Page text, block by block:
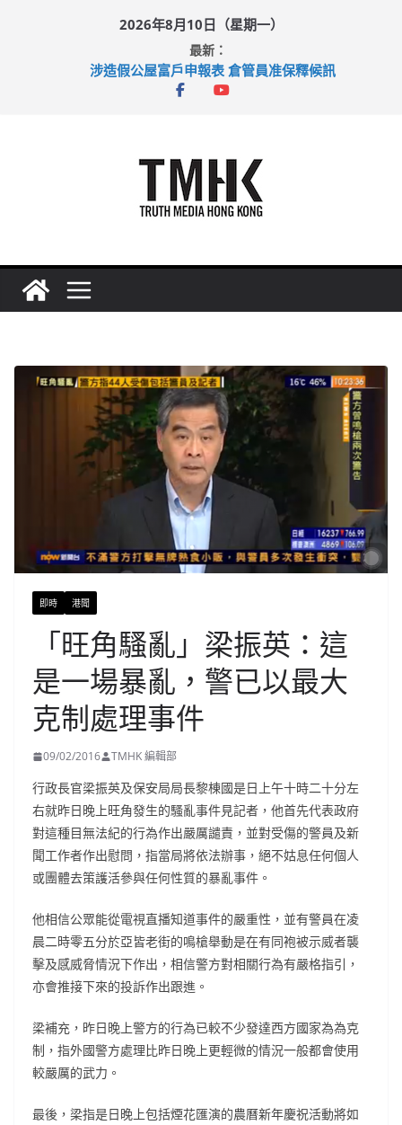
2026年8月10日（星期一）
最新：
涉造假公屋富戶申報表 倉管員准保釋候訊
即時 港聞
「旺角騷亂」梁振英：這
是一場暴亂，警已以最大
克制處理事件
09/02/2016 TMHK 編輯部
行政長官梁振英及保安局局長黎棟國是日上午十時二十分左
右就昨日晚上旺角發生的騷亂事件見記者，他首先代表政府
對這種目無法紀的行為作出嚴厲譴責，並對受傷的警員及新
聞工作者作出慰問，指當局將依法辦事，絕不姑息任何個人
或團體去策護活參與任何性質的暴亂事件。
他相信公眾能從電視直播知道事件的嚴重性，並有警員在凌
晨二時零五分於亞皆老街的鳴槍舉動是在有同袍被示威者襲
擊及感威脅情況下作出，相信警方對相關行為有嚴格指引，
亦會推接下來的投訴作出跟進。
梁補充，昨日晚上警方的行為已較不少發達西方國家為為克
制，指外國警方處理比昨日晚上更輕微的情況一般都會使用
較嚴厲的武力。
最後，梁指是日晚上包括煙花匯演的農曆新年慶祝活動將如